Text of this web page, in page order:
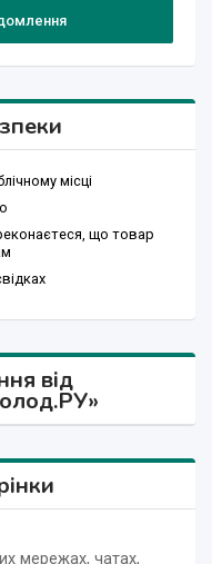
місці
що товар
від
мережах, чатах,